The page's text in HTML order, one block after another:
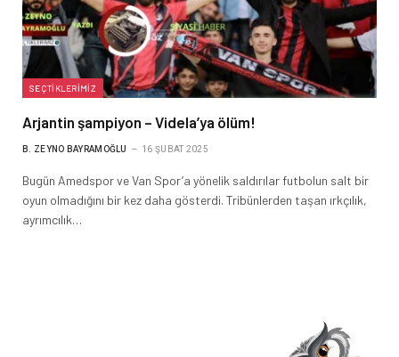
SEÇTIKLERIMIZ
Arjantin şampiyon – Videla’ya ölüm!
B. ZEYNO BAYRAMOĞLU 16 ŞUBAT 2025
Bugün Amedspor ve Van Spor’a yönelik saldırılar futbolun salt bir
oyun olmadığını bir kez daha gösterdi. Tribünlerden taşan ırkçılık,
ayrımcılık…